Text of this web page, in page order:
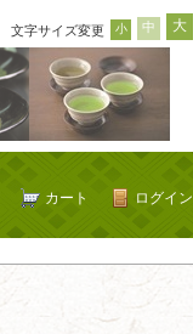
文字サイズ変更 小 中 大
ログイン
カート